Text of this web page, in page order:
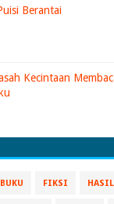
Berantai
Kecintaan
FIKSI HASIL